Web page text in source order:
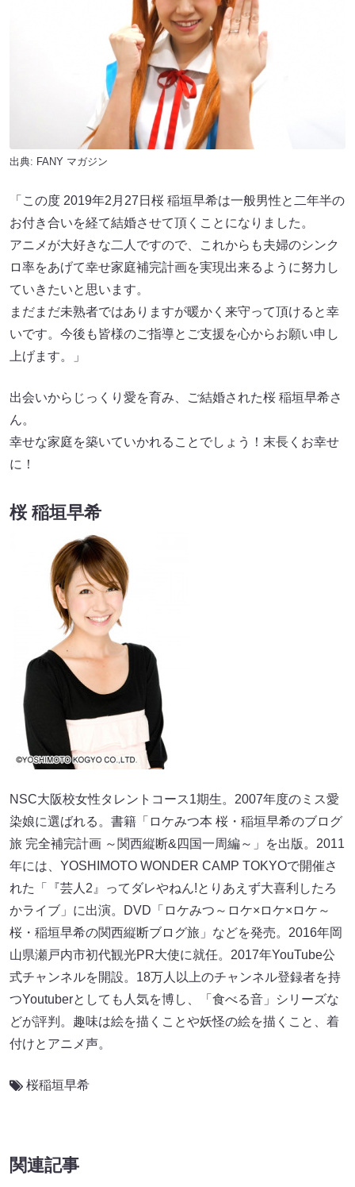
出典: FANY マガジン
「この度 2019年2月27日桜 稲垣早希は一般男性と二年半の
お付き合いを経て結婚させて頂くことになりました。
アニメが大好きな二人ですので、これからも夫婦のシンク
ロ率をあげて幸せ家庭補完計画を実現出来るように努力し
ていきたいと思います。
まだまだ未熟者ではありますが暖かく来守って頂けると幸
いです。今後も皆様のご指導とご支援を心からお願い申し
上げます。」
出会いからじっくり愛を育み、ご結婚された桜 稲垣早希さ
ん。
幸せな家庭を築いていかれることでしょう！末長くお幸せ
に！
桜 稲垣早希
NSC大阪校女性タレントコース1期生。2007年度のミス愛
染娘に選ばれる。書籍「ロケみつ本 桜・稲垣早希のブログ
旅 完全補完計画 ～関西縦断&四国一周編～」を出版。2011
年には、YOSHIMOTO WONDER CAMP TOKYOで開催さ
れた「『芸人2』ってダレやねん!とりあえず大喜利したろ
かライブ」に出演。DVD「ロケみつ～ロケ×ロケ×ロケ～
桜・稲垣早希の関西縦断ブログ旅」などを発売。2016年岡
山県瀬戸内市初代観光PR大使に就任。2017年YouTube公
式チャンネルを開設。18万人以上のチャンネル登録者を持
つYoutuberとしても人気を博し、「食べる音」シリーズな
どが評判。趣味は絵を描くことや妖怪の絵を描くこと、着
付けとアニメ声。
桜稲垣早希
関連記事